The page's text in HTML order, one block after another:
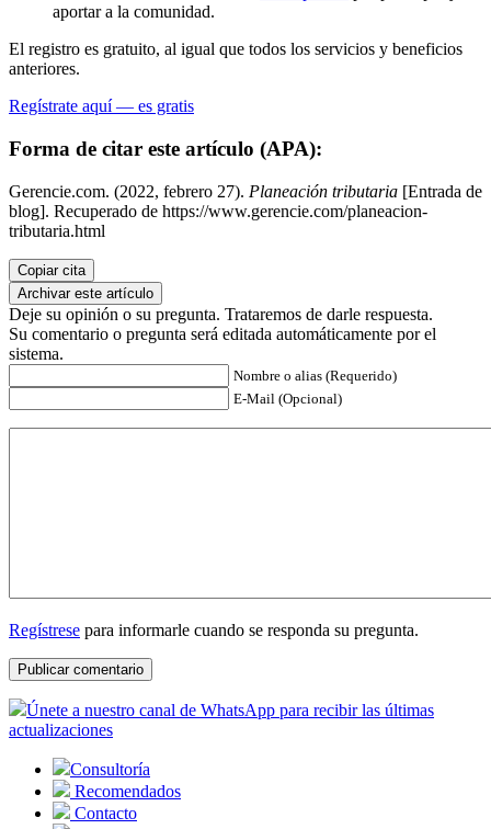
aportar a la comunidad.
El registro es gratuito, al igual que todos los servicios y beneficios
anteriores.
Regístrate aquí — es gratis
Forma de citar este artículo (APA):
Gerencie.com. (2022, febrero 27). Planeación tributaria [Entrada de
blog]. Recuperado de https://www.gerencie.com/planeacion-
tributaria.html
Copiar cita
Archivar este artículo
Deje su opinión o su pregunta. Trataremos de darle respuesta.
Su comentario o pregunta será editada automáticamente por el
sistema.
Nombre o alias (Requerido)
E-Mail (Opcional)
Regístrese para informarle cuando se responda su pregunta.
Únete a nuestro canal de WhatsApp para recibir las últimas
actualizaciones
Consultoría
Recomendados
Contacto